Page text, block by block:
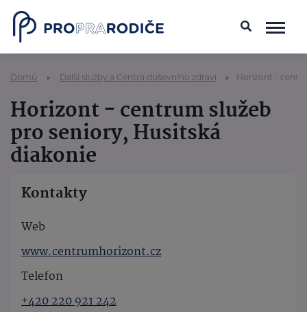
Domů Další služby a Centra duševního zdraví Horizont -
Horizont - centrum služeb
pro seniory, Husitská
diakonie
Kontakty
Web
www.centrumhorizont.cz
Telefon
+420 220 921 242